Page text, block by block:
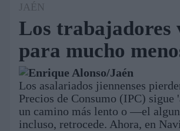
Módulos Portada Jaén Provincia
JAÉN
Los trabajadores
para mucho
Enrique Alonso/Jaén
Los asalariados jiennenses
Precios de Consumo (IPC)
un camino más lento o —el
incluso, retrocede. Ahora, en